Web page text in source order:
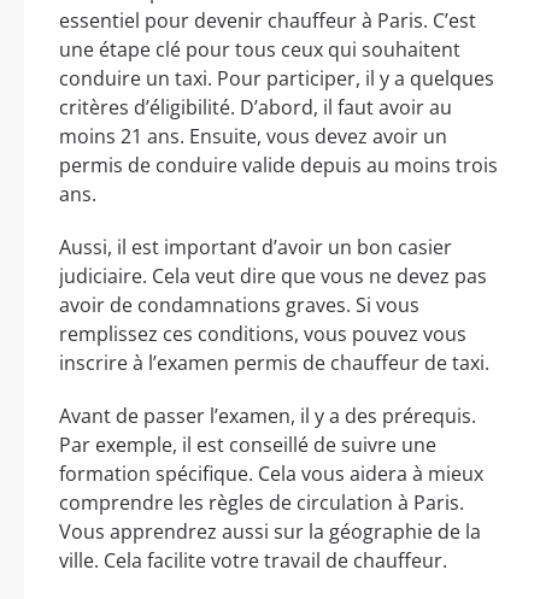
essentiel pour devenir chauffeur à Paris. C’est
une étape clé pour tous ceux qui souhaitent
conduire un taxi. Pour participer, il y a quelques
critères d’éligibilité. D’abord, il faut avoir au
moins 21 ans. Ensuite, vous devez avoir un
permis de conduire valide depuis au moins trois
ans.
Aussi, il est important d’avoir un bon casier
judiciaire. Cela veut dire que vous ne devez pas
avoir de condamnations graves. Si vous
remplissez ces conditions, vous pouvez vous
inscrire à l’examen permis de chauffeur de taxi.
Avant de passer l’examen, il y a des prérequis.
Par exemple, il est conseillé de suivre une
formation spécifique. Cela vous aidera à mieux
comprendre les règles de circulation à Paris.
Vous apprendrez aussi sur la géographie de la
ville. Cela facilite votre travail de chauffeur.